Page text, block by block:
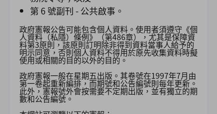
第 6 號副刊 - 公共啟事。
政府憲報公告可能包含個人資料。使用者須遵守《個
人資料（私隱）條例》（第486章），尤其是保障資
料第3原則，該原則訂明除非得到資料當事人給予的
明示同意，否則個人資料不得用於原先收集資料時擬
使用或相關的目的以外的目的。
政府憲報一般在星期五出版。其卷號在1997年7月由
第一卷起重新編排，而期號和公告編號則每年更新。
此外，憲報號外會按需要不定期出版，並有獨立的期
數和公告編號。